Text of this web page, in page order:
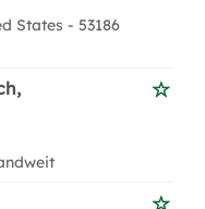
States - 53186